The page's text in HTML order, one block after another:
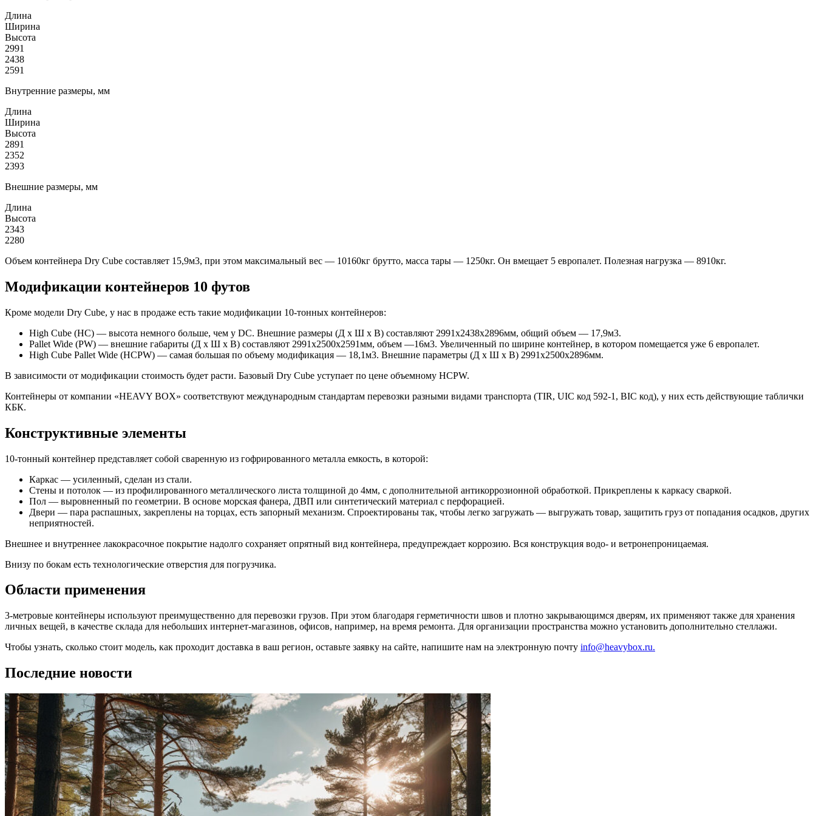
Длина
Ширина
Высота
2991
2438
2591
Внутренние размеры, мм
Длина
Ширина
Высота
2891
2352
2393
Внешние размеры, мм
Длина
Высота
2343
2280
Объем контейнера Dry Cube составляет 15,9м3, при этом максимальный вес — 10160кг брутто, масса тары — 1250кг. Он вмещает 5 европалет. Полезная нагрузка — 8910кг.
Модификации контейнеров 10 футов
Кроме модели Dry Cube, у нас в продаже есть такие модификации 10-тонных контейнеров:
High Cube (HC) — высота немного больше, чем у DC. Внешние размеры (Д х Ш х В) составляют 2991х2438х2896мм, общий объем — 17,9м3.
Pallet Wide (PW) — внешние габариты (Д х Ш х В) составляют 2991х2500х2591мм, объем —16м3. Увеличенный по ширине контейнер, в котором помещается уже 6 европалет.
High Cube Pallet Wide (HCPW) — самая большая по объему модификация — 18,1м3. Внешние параметры (Д х Ш х В) 2991х2500х2896мм.
В зависимости от модификации стоимость будет расти. Базовый Dry Cube уступает по цене объемному HCPW.
Контейнеры от компании «HEAVY BOX» соответствуют международным стандартам перевозки разными видами транспорта (TIR, UIC код 592-1, BIC код), у них есть действующие таблички
КБК.
Конструктивные элементы
10-тонный контейнер представляет собой сваренную из гофрированного металла емкость, в которой:
Каркас — усиленный, сделан из стали.
Стены и потолок — из профилированного металлического листа толщиной до 4мм, с дополнительной антикоррозионной обработкой. Прикреплены к каркасу сваркой.
Пол — выровненный по геометрии. В основе морская фанера, ДВП или синтетический материал с перфорацией.
Двери — пара распашных, закреплены на торцах, есть запорный механизм. Спроектированы так, чтобы легко загружать — выгружать товар, защитить груз от попадания осадков, других
неприятностей.
Внешнее и внутреннее лакокрасочное покрытие надолго сохраняет опрятный вид контейнера, предупреждает коррозию. Вся конструкция водо- и ветронепроницаемая.
Внизу по бокам есть технологические отверстия для погрузчика.
Области применения
3-метровые контейнеры используют преимущественно для перевозки грузов. При этом благодаря герметичности швов и плотно закрывающимся дверям, их применяют также для хранения
личных вещей, в качестве склада для небольших интернет-магазинов, офисов, например, на время ремонта. Для организации пространства можно установить дополнительно стеллажи.
Чтобы узнать, сколько стоит модель, как проходит доставка в ваш регион, оставьте заявку на сайте, напишите нам на электронную почту info@heavybox.ru.
Последние новости